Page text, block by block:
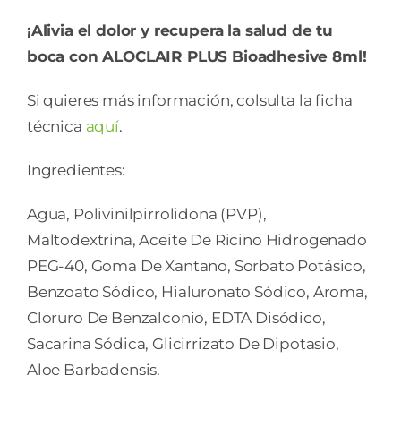
¡Alivia el dolor y recupera la salud de tu
boca con ALOCLAIR PLUS Bioadhesive 8ml!
Si quieres más información, colsulta la ficha
técnica aquí.
Ingredientes:
Agua, Polivinilpirrolidona (PVP),
Maltodextrina, Aceite De Ricino Hidrogenado
PEG-40, Goma De Xantano, Sorbato Potásico,
Benzoato Sódico, Hialuronato Sódico, Aroma,
Cloruro De Benzalconio, EDTA Disódico,
Sacarina Sódica, Glicirrizato De Dipotasio,
Aloe Barbadensis.